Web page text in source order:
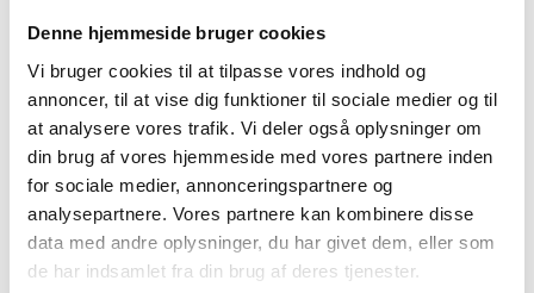
Denne hjemmeside bruger cookies
Vi bruger cookies til at tilpasse vores indhold og
annoncer, til at vise dig funktioner til sociale medier og til
at analysere vores trafik. Vi deler også oplysninger om
din brug af vores hjemmeside med vores partnere inden
for sociale medier, annonceringspartnere og
analysepartnere. Vores partnere kan kombinere disse
data med andre oplysninger, du har givet dem, eller som
de har indsamlet fra din brug af deres tjenester.
camera.
The result isthis fine video.
< Back